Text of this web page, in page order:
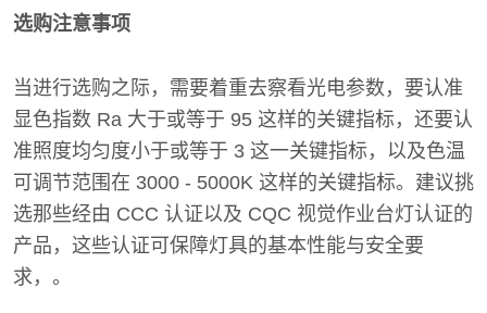
选购注意事项
当进行选购之际，需要着重去察看光电参数，要认准
显色指数 Ra 大于或等于 95 这样的关键指标，还要认
准照度均匀度小于或等于 3 这一关键指标，以及色温
可调节范围在 3000 - 5000K 这样的关键指标。建议挑
选那些经由 CCC 认证以及 CQC 视觉作业台灯认证的
产品，这些认证可保障灯具的基本性能与安全要
求，。